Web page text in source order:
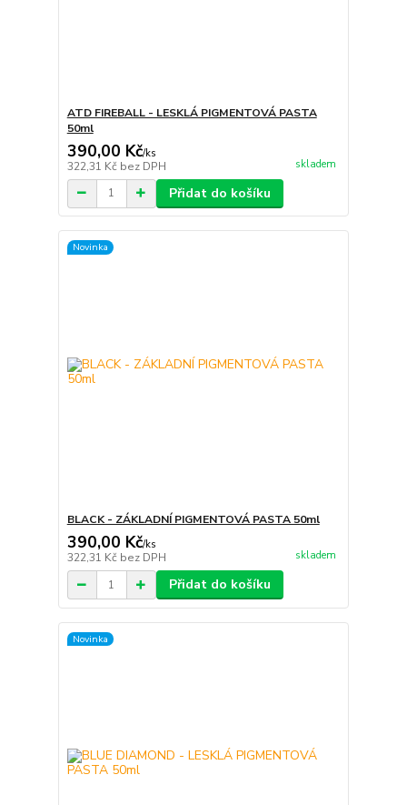
ATD FIREBALL - LESKLÁ PIGMENTOVÁ PASTA
50ml
390,00 Kč/ks
322,31 Kč bez DPH skladem
Přidat do košíku
Novinka
BLACK - ZÁKLADNÍ PIGMENTOVÁ PASTA 50ml
390,00 Kč/ks
322,31 Kč bez DPH skladem
Přidat do košíku
Novinka